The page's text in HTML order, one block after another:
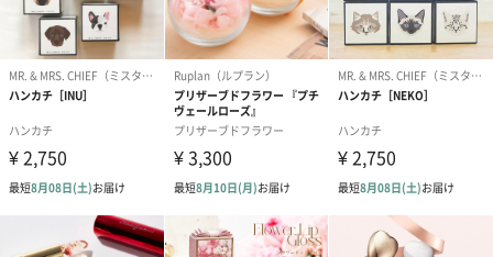
わり）（1,880円）
ーン）（1,650円）
（1,650円）